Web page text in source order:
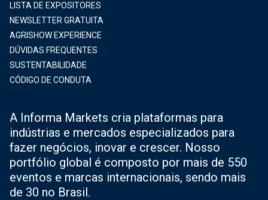
LISTA DE EXPOSITORES
NEWSLETTER GRATUITA
AGRISHOW EXPERIENCE
DÚVIDAS FREQUENTES
SUSTENTABILIDADE
CÓDIGO DE CONDUTA
A Informa Markets cria plataformas para
indústrias e mercados especializados para
fazer negócios, inovar e crescer. Nosso
portfólio global é composto por mais de 550
eventos e marcas internacionais, sendo mais
de 30 no Brasil.